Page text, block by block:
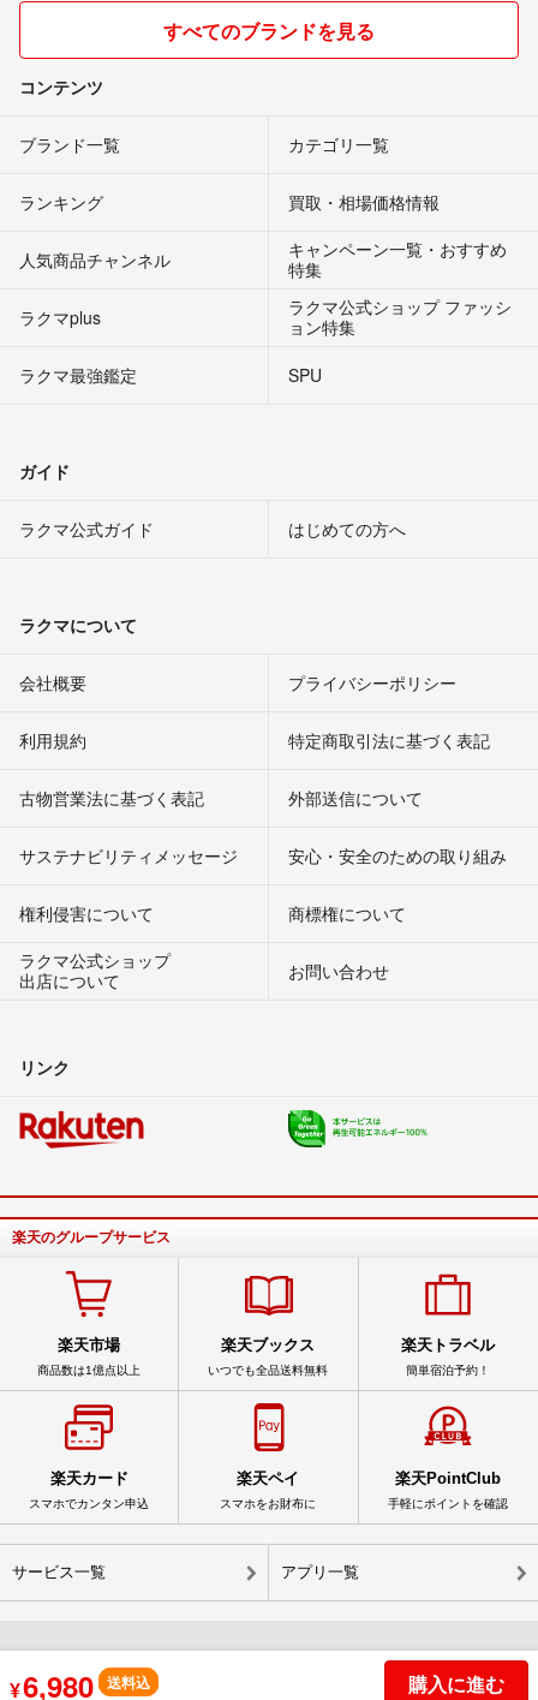
¥6,980 送料込 購入に進む
すべてのブランドを見る
コンテンツ
ブランド一覧 カテゴリ一覧
ランキング 買取・相場価格情報
人気商品チャンネル
キャンペーン一覧・おすすめ
特集
ラクマplus
ラクマ公式ショップ ファッシ
ョン特集
ラクマ最強鑑定
SPU
ガイド
ラクマ公式ガイド はじめての方へ
ラクマについて
会社概要 プライバシーポリシー
利用規約 特定商取引法に基づく表記
古物営業法に基づく表記 外部送信について
サステナビリティメッセージ 安心・安全のための取り組み
権利侵害について
商標権について
ラクマ公式ショップ
出店について
お問い合わせ
リンク
楽天のグループサービス
楽天市場
商品数は1億点以上
楽天ブックス
いつでも全品送料無料
楽天トラベル
簡単宿泊予約！
楽天カード
スマホでカンタン申込
楽天ペイ
スマホをお財布に
楽天PointClub
手軽にポイントを確認
サービス一覧 アプリ一覧